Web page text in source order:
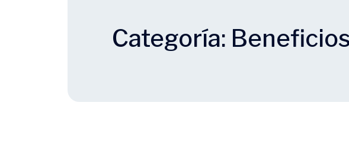
Categoría: